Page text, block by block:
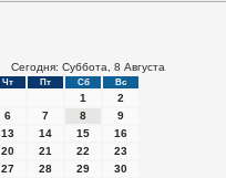
Сегодня: Суббота, 8 Августа
Чт Пт Сб Вс
1
2
6 7 8
9
13 14 15
16
20 21 22
23
27 28 29
30